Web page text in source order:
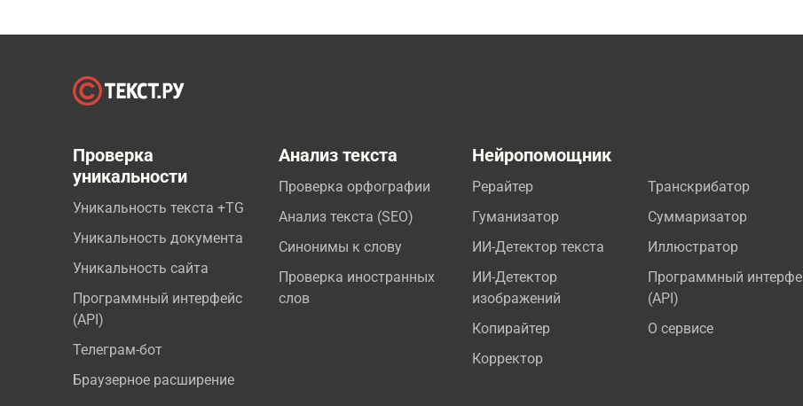
Проверка
уникальности
Уникальность текста +TG
Уникальность документа
Уникальность сайта
Программный интерфейс
(API)
Телеграм-бот
Браузерное расширение
Анализ текста
Проверка орфографии
Анализ текста (SEO)
Синонимы к слову
Проверка иностранных
слов
Нейропомощник
Рерайтер
Гуманизатор
ИИ-Детектор текста
ИИ-Детектор
изображений
Копирайтер
Корректор
Транскрибатор
Суммаризатор
Иллюстратор
Программный
(API)
О сервисе